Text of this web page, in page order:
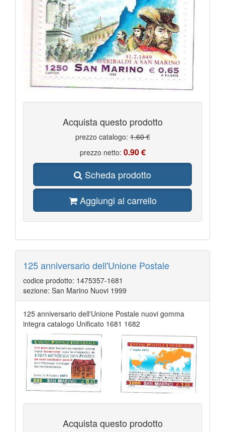
Acquista questo prodotto
prezzo catalogo:1.60 €
prezzo netto: 0.90 €
Scheda prodotto
Aggiungi al carrello
125 anniversario dell'Unione Postale
codice prodotto: 1475357-1681
sezione: San Marino Nuovi 1999
125 anniversario dell'Unione Postale nuovi gomma
integra catalogo Unificato 1681 1682
Acquista questo prodotto